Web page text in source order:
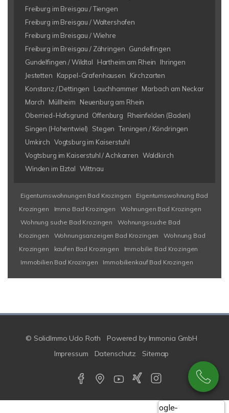
Freiburg im Breisgau / Tiengen
Freiburg im Breisgau / Waltershofen
Freiburg im Breisgau / Wiehre
Freiburg im Breisgau / Zähringen Gundelfingen
Gundelfingen / Wildtal
Hartheim am Rhein
Ihringen
Jestetten
Kappel-Grafenhausen
Kirchzarten
Konstanz / Dettingen
Lauchhammer Marbach am Neckar
March
Müllheim
Neuenburg am Rhein
Oberried-Hofsgrund Offenburg
Rheinfelden (Baden)
Singen (Hohentwiel)
Stegen Teningen / Köndringen
Umkirch Vogtsburg im Kaiserstuhl
Vogtsburg im Kaiserstuhl / Achkarren Waldkirch
Winden im Elztal Wittnau
Eigentumswohnungen Bad Krozingen
Eigentumswohnung Bad
Krozingen
Immo Bad Krozingen
Wohnungen Bad Krozingen
Wohnung suche Bad Krozingen
Wohnungssuche Bad
Krozingen
Wohnungsanzeigen Bad Krozingen
Wohnung Bad
Krozingen
kaufen Bad Krozingen
Immobilie Bad Krozingen
Immobilien Bad Krozingen
Immobilienkauf Bad Krozingen
© SolidImmo Udo Roth Powered by Immonia GmbH
Impressum
Datenschutz Sitemap
Google-